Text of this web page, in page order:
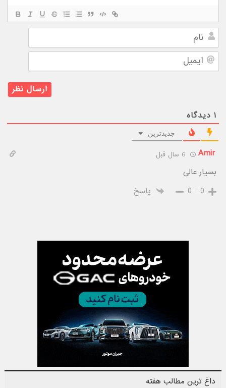
نام
ایمیل
۱ دیدگاه
جدیدترین
Amir
بسیار عالی
0
0 پاسخ
داغ ترین مطالب هفته